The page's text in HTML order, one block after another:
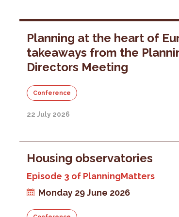
Planning at the heart of
takeaways from the
Directors Meeting
Conference
22 July 2026
Housing observatories
Episode 3 of PlanningMatters
Monday 29 June 2026